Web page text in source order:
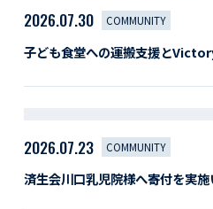
採用エントリー
Social
サイト内
2026.07.30 COMMUNITY
子ども食堂への運搬支援と
2026.07.23 COMMUNITY
済生会川口乳児院様へ寄付を実